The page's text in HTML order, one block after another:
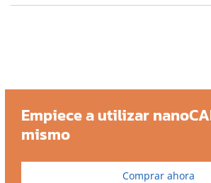
Empiece a utilizar
mismo
Comprar ahora